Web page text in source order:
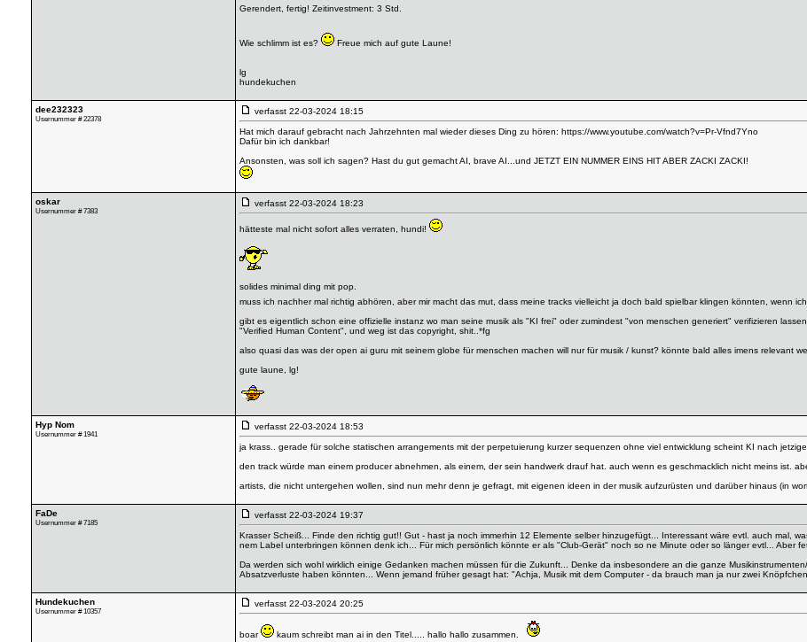
Gerendert, fertig! Zeitinvestment: 3 Std.
Wie schlimm ist es? Freue mich auf gute Laune!
lg
hundekuchen
dee232323
Usernummer # 22378
verfasst 22-03-2024 18:15
Hat mich darauf gebracht nach Jahrzehnten mal wieder dieses Ding zu hören: https://www.youtube.com/watch?v=Pr-Vfnd7Yno
Dafür bin ich dankbar!
Ansonsten, was soll ich sagen? Hast du gut gemacht AI, brave AI...und JETZT EIN NUMMER EINS HIT ABER ZACKI ZACKI!
oskar
Usernummer # 7383
verfasst 22-03-2024 18:23
hätteste mal nicht sofort alles verraten, hundi!
solides minimal ding mit pop.
muss ich nachher mal richtig abhören, aber mir macht das mut, dass meine tracks vielleicht ja doch bald spielbar klingen könnten, wenn
gibt es eigentlich schon eine offizielle instanz wo man seine musik als "KI frei" oder zumindest "von menschen generiert" verifizieren
"Verified Human Content", und weg ist das copyright, shit..*fg
also quasi das was der open ai guru mit seinem globe für menschen machen will nur für musik / kunst? könnte bald alles imens relevant
gute laune, lg!
Hyp Nom
Usernummer # 1941
verfasst 22-03-2024 18:53
ja krass.. gerade für solche statischen arrangements mit der perpetuierung kurzer sequenzen ohne viel entwicklung scheint KI nach
den track würde man einem producer abnehmen, als einem, der sein handwerk drauf hat. auch wenn es geschmacklich nicht meins ist.
artists, die nicht untergehen wollen, sind nun mehr denn je gefragt, mit eigenen ideen in der musik aufzurüsten und darüber hinaus (in
FaDe
Usernummer # 7185
verfasst 22-03-2024 19:37
Krasser Scheiß... Finde den richtig gut!! Gut - hast ja noch immerhin 12 Elemente selber hinzugefügt... Interessant wäre evtl. auch mal,
nem Label unterbringen können denk ich... Für mich persönlich könnte er als "Club-Gerät" noch so ne Minute oder so länger evtl... Aber
Da werden sich wohl wirklich einige Gedanken machen müssen für die Zukunft... Denke da insbesondere an die ganze
Absatzverluste haben könnten... Wenn jemand früher gesagt hat: "Achja, Musik mit dem Computer - da brauch man ja nur zwei
Hundekuchen
Usernummer # 10357
verfasst 22-03-2024 20:25
boar kaum schreibt man ai in den Titel..... hallo hallo zusammen.